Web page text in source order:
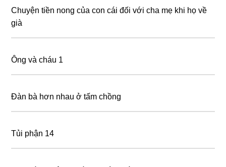
Chuyện tiền nong của con cái đối với cha mẹ khi họ về
già
Ông và cháu 1
Đàn bà hơn nhau ở tấm chồng
Tủi phận 14